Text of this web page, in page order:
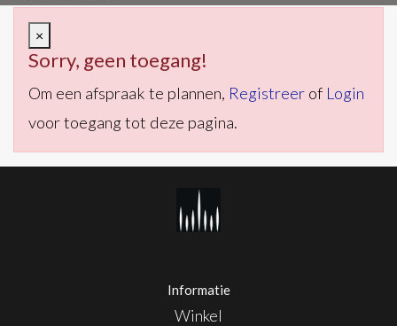
×
Sorry, geen toegang!
Om een afspraak te plannen, Registreer of Login
voor toegang tot deze pagina.
Informatie
Winkel